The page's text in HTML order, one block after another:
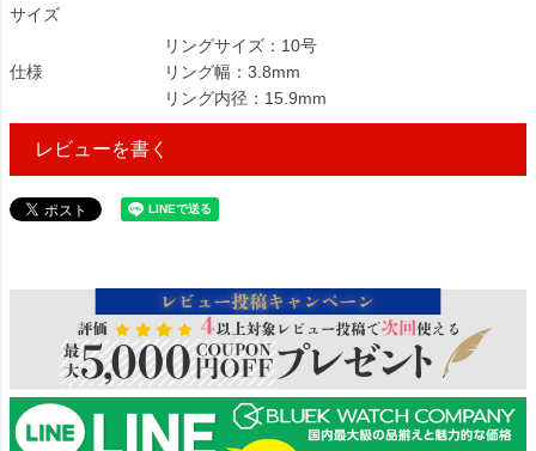
サイズ
仕様
リングサイズ：10号
リング幅：3.8mm
リング内径：15.9mm
レビューを書く